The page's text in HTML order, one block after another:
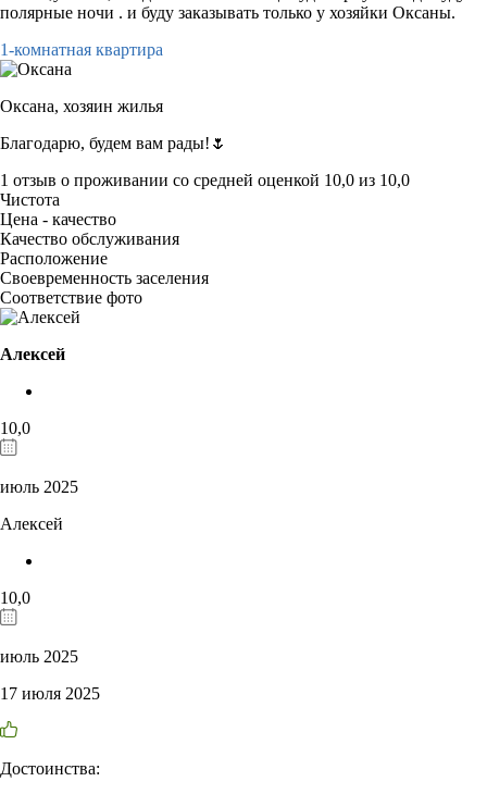
полярные ночи . и буду заказывать только у хозяйки Оксаны.
1-комнатная квартира
Оксана, хозяин жилья
Благодарю, будем вам рады!🌷
1 отзыв о проживании со средней оценкой 10,0 из 10,0
Чистота
Цена - качество
Качество обслуживания
Расположение
Своевременность заселения
Соответствие фото
Алексей
10,0
июль 2025
Алексей
10,0
июль 2025
17 июля 2025
Достоинства: